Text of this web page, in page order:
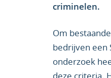
criminelen.
Om
bedrijven een
onderzoek